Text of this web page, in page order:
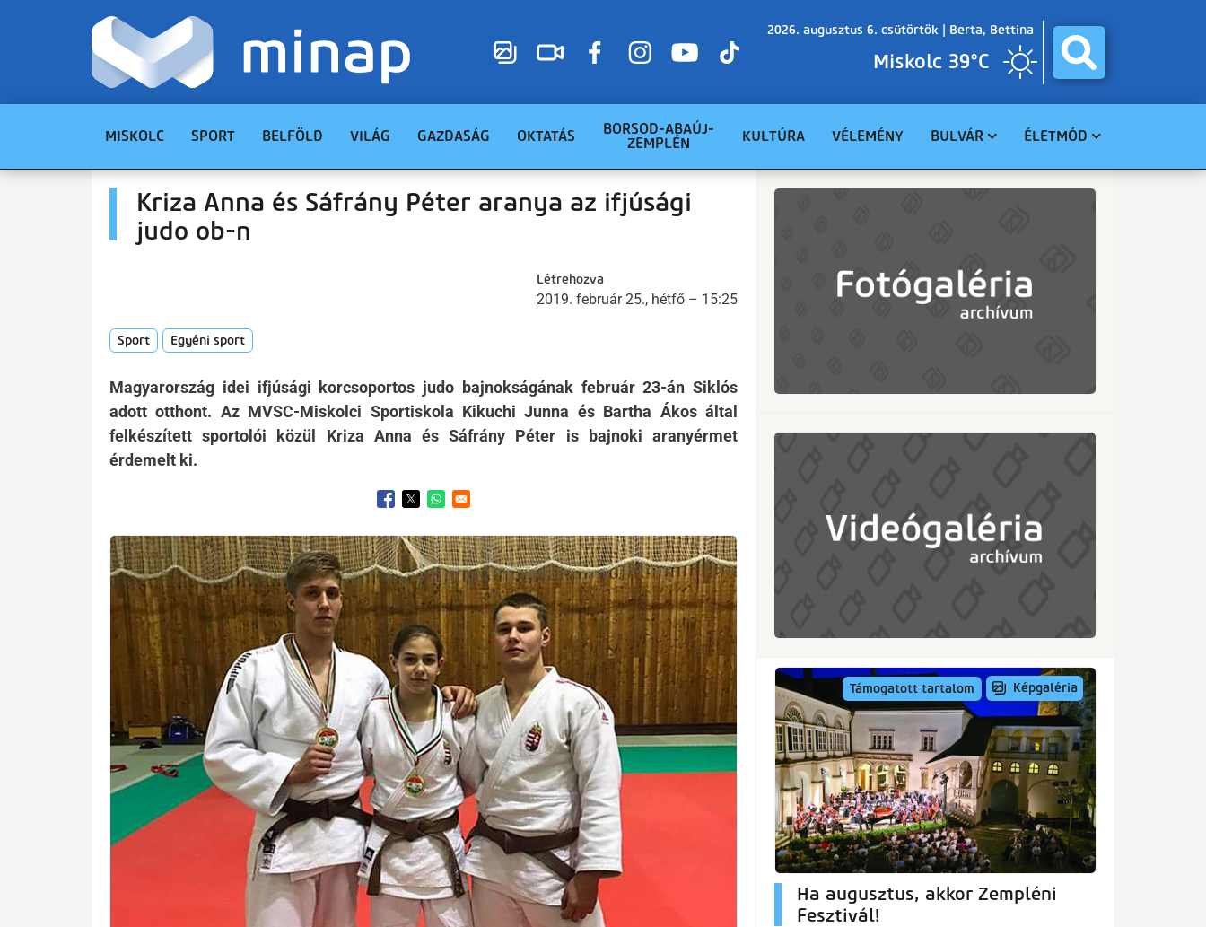
2026. augusztus 6. csütörtök | Berta, Bettina
Miskolc 39°C
MISKOLC SPORT BELFÖLD VILÁG GAZDASÁG OKTATÁS
BORSOD-ABAÚJ-
ZEMPLÉN
KULTÚRA VÉLEMÉNY BULVÁR
BALESET
ÉLETMÓD
GASZTRO
TUDOMÁNY
KÖRNYEZET
Kriza Anna és Sáfrány Péter aranya az ifjúsági
judo ob-n
Létrehozva
2019. február 25., hétfő – 15:25
Sport Egyéni sport
Magyarország idei ifjúsági korcsoportos judo bajnokságának február 23-án Siklós
adott otthont. Az MVSC-Miskolci Sportiskola Kikuchi Junna és Bartha Ákos által
felkészített sportolói közül Kriza Anna és Sáfrány Péter is bajnoki aranyérmet
érdemelt ki.
Opens in a new window
Opens in a new window
Opens in a new window
Támogatott tartalom Képgaléria
Ha augusztus, akkor Zempléni
Fesztivál!